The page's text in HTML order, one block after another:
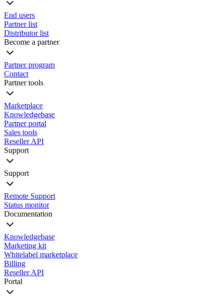
End users
Partner list
Distributor list
Become a partner
Partner program
Contact
Partner tools
Marketplace
Knowledgebase
Partner portal
Sales tools
Reseller API
Support
Support
Remote Support
Status monitor
Documentation
Knowledgebase
Marketing kit
Whitelabel marketplace
Billing
Reseller API
Portal